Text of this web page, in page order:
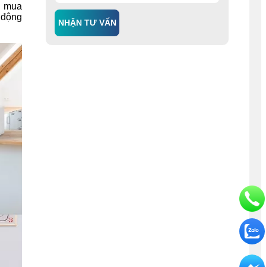
NHẬN TƯ VẤN
mua